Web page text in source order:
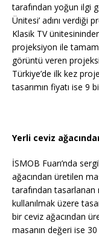
tarafından yoğun ilgi
Ünitesi’ adını verdiği
Klasik TV
projeksiyon ile
görüntü veren
Türkiye’de ilk kez
tasarımın fiyatı ise 9
Yerli ceviz
İSMOB Fuarı’nda
ağacından üretilen
tarafından
kullanılmak üzere
bir ceviz ağacından
masanın değeri ise